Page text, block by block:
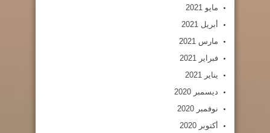
مايو 2021
أبريل 2021
مارس 2021
فبراير 2021
يناير 2021
ديسمبر 2020
نوفمبر 2020
أكتوبر 2020